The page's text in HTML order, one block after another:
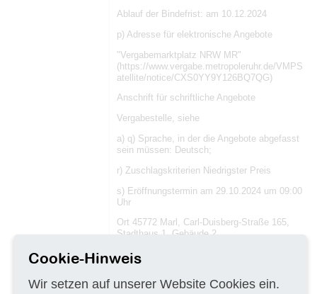
Ablauf der Bindefrist: am 10.12.2024
p) Adresse für elektronische Angebote
"Vergabemarktplatz NRW MR"
(https://www.vergabe.metropoleruhr.de/VMPS
atellite/notice/CXS0YY9Y126BQ7QG)
Anschrift für schriftliche Angebote
Vergabestelle, siehe
a) q) Sprache, in der die Angebote abgefasst
sein müssen: Deutsch;
r) Zuschlagskriterien Niedrigster Preis
s) Eröffnungstermin am 29.10.2024 um 09:00
Uhr
Ort 45772 Marl, Carl-Duisberg-Straße 165,
Stadthaus 1, Gebäude 2
Personen, die bei der Eröffnung anwesend
sein dürfen Bieter und ihre bevollmächtigten
Cookie-Hinweis
Wir setzen auf unserer Website Cookies ein.